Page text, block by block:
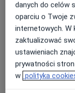
Od 200 zł
Konsultacja
Od 200 zł
+ 11 usług
danych do celów
oparciu o Twoje
internetowych. W
zaktualizować
ustawieniach
prywatności
w polityka